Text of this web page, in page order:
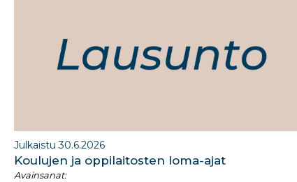
Julkaistu 30.6.2026
Koulujen ja oppilaitosten loma-ajat​
Avainsanat: